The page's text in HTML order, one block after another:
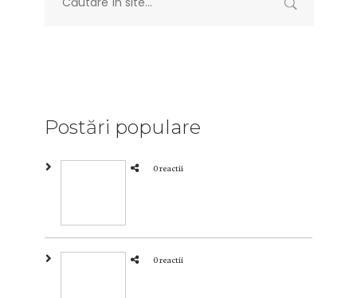
Postări populare
0 reactii
0 reactii